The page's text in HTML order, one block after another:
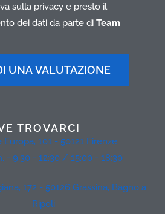
sulla privacy e presto il
dei dati da parte di Team
UNA VALUTAZIONE
TROVARCI
Europa, 101 - 50121 Firenze
- 9:30 - 12:30 / 15:00 - 18:30
172 - 50126 Grassina, Bagno a
Ripoli